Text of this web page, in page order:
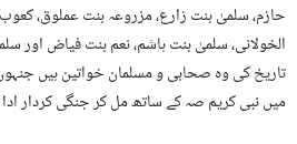
حازم، سلمیٰ بنت زارع، مزروعہ بنت عملوق،
الخولانی، سلمیٰ بنت ہاشم، نعم بنت فیاض اور
تاریخ کی وہ صحابی و مسلمان خواتین ہیں
میں نبی کریم صہ کے ساتھ مل کر جنگی کردار ادا